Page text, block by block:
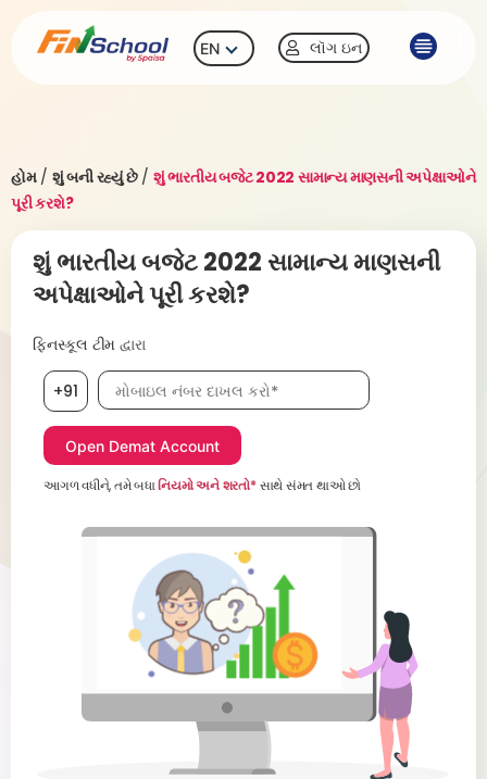
EN લૉગ ઇન
હોમ/ શું બની રહ્યું છે/ શું ભારતીય બજેટ 2022 સામાન્ય માણસની અપેક્ષાઓને
પૂરી કરશે?
શું ભારતીય બજેટ 2022 સામાન્ય માણસની
અપેક્ષાઓને પૂરી કરશે?
ફિનસ્કૂલ ટીમ દ્વારા
+91 મોબાઇલ નંબર, જરૂરી છે
આગળ વધીને, તમે બધાનિયમો અને શરતો*સાથે સંમત થાઓ છો